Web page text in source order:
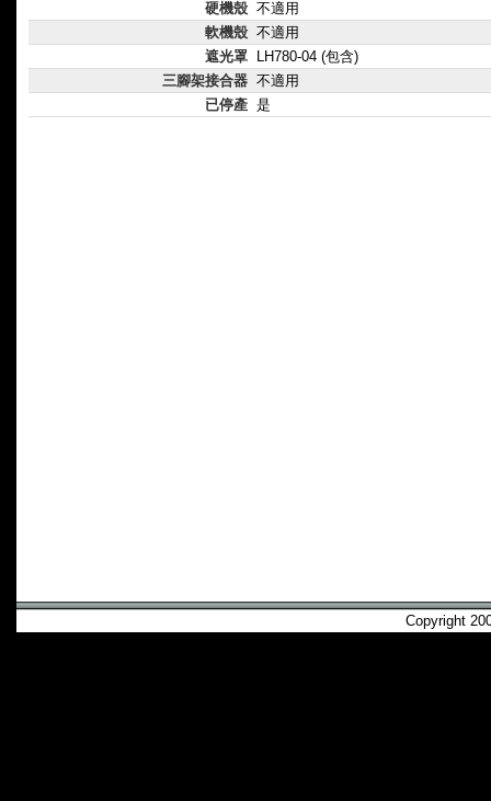
硬機殼 不適用
軟機殼 不適用
遮光罩
LH780-04 (包含)
三腳架接合器 不適用
已停產 是
Copyright